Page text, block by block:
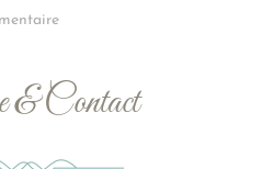
& Contact